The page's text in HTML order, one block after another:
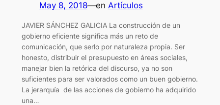
May 8, 2018—en Artículos
JAVIER SÁNCHEZ GALICIA La construcción de un
gobierno eficiente significa más un reto de
comunicación, que serlo por naturaleza propia. Ser
honesto, distribuir el presupuesto en áreas sociales,
manejar bien la retórica del discurso, ya no son
suficientes para ser valorados como un buen gobierno.
La jerarquía de las acciones de gobierno ha adquirido
una…